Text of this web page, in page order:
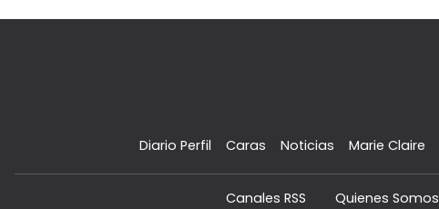
Diario Perfil Caras Noticias Marie Claire
Canales RSS Quienes Somos